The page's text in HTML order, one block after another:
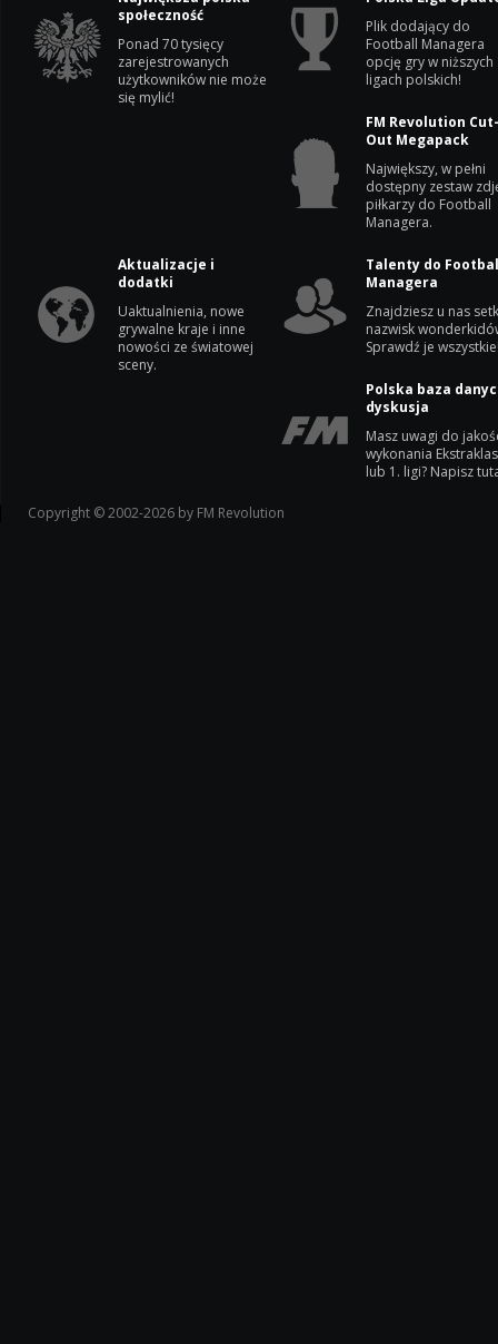
społeczność
Ponad 70 tysięcy
zarejestrowanych
użytkowników nie może
się mylić!
Plik dodający do
Football Managera
opcję gry w niższych
ligach polskich!
FM Revolution
Out Megapack
Największy, w pełni
dostępny zestaw
piłkarzy do Football
Managera.
Aktualizacje i
dodatki
Uaktualnienia, nowe
grywalne kraje i inne
nowości ze światowej
sceny.
Talenty do
Managera
Znajdziesz u nas
nazwisk
Sprawdź je
Polska baza
dyskusja
Masz uwagi do
wykonania
lub 1. ligi? Napisz
Copyright © 2002-2026 by FM Revolution